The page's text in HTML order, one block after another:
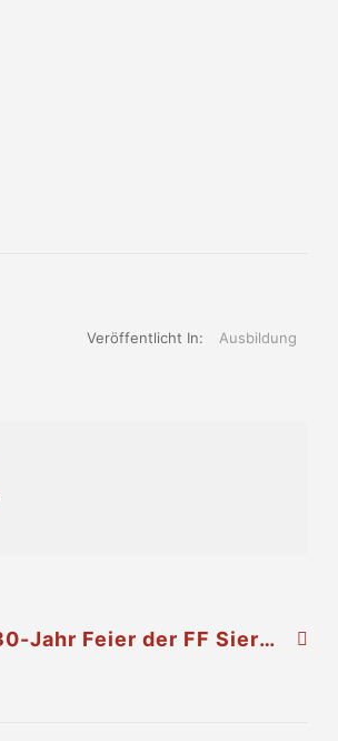
Veröffentlicht In: Ausbildung
130-Jahr Feier der FF Sierndorf